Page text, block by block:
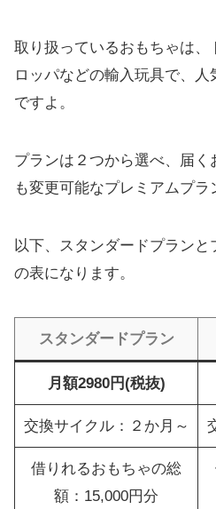
取り扱っているおもちゃは、
ロッパなどの輸入玩具で、人
ですよ。
プランは２つから選べ、届
も変更可能なプレミアムプラ
以下、スタンダードプラン
の表になります。
スタンダードプラン
月額2980円(税抜)
交換サイクル：２か月～
借りれるおもちゃの総
額：15,000円分